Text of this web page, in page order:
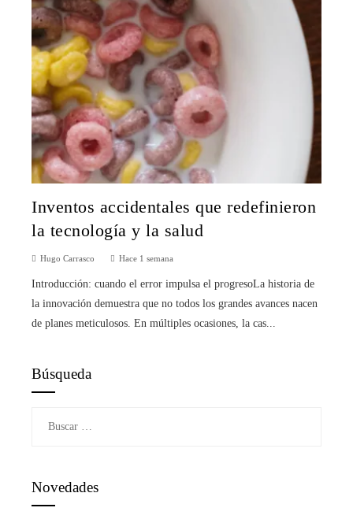
Inventos accidentales que redefinieron
la tecnología y la salud
Hugo Carrasco Hace 1 semana
Introducción: cuando el error impulsa el progresoLa historia de
la innovación demuestra que no todos los grandes avances nacen
de planes meticulosos. En múltiples ocasiones, la cas...
Búsqueda
Novedades